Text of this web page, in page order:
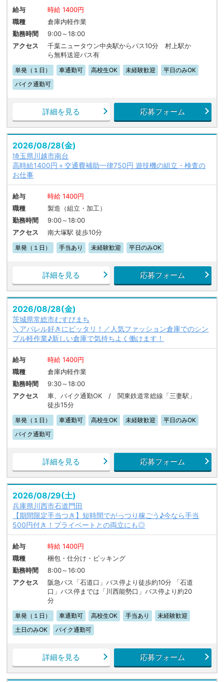
給与
時給 1400円
職種
倉庫内軽作業
勤務時間
9:00～18:00
アクセス
千葉ニュータウン中央駅からバス10分 村上駅か
ら無料送迎バス有
単発（１日） 車通勤可 高校生OK 未経験歓迎
平日のみOK
バイク通勤可
詳細を見る 応募フォーム
2026/08/28(金)
埼玉県川越市南台
高時給1400円＋交通費補助一律750円 遊技機の組立・検査の
お仕事
給与
時給 1400円
職種
製造（組立・加工）
勤務時間
9:00～18:00
アクセス
南大塚駅 徒歩10分
単発（１日） 手当あり 未経験歓迎 平日のみOK
詳細を見る 応募フォーム
2026/08/28(金)
茨城県常総市むすびまち
＼アパレル好きにピッタリ！／人気ファッション倉庫でのシン
プル軽作業♪新しい倉庫で気持ちよく働けます！
給与
時給 1400円
職種
倉庫内軽作業
勤務時間
9:30～18:00
アクセス
車、バイク通勤OK / 関東鉄道常総線「三妻駅」
徒歩15分
単発（１日） 車通勤可 高校生OK 未経験歓迎
平日のみOK
バイク通勤可
詳細を見る 応募フォーム
2026/08/29(土)
兵庫県川西市石道門田
【期間限定手当つき】短時間でがっつり稼ごう♪今なら手当
500円付き！プライベートとの両立にも◎
給与
時給 1400円
職種
梱包・仕分け・ピッキング
勤務時間
8:00～16:00
アクセス
阪急バス「石道口」バス停より徒歩約10分 「石道
口」バス停までは「川西能勢口」バス停より約20
分
単発（１日） 車通勤可 高校生OK 手当あり
未経験歓迎
土日のみOK
バイク通勤可
詳細を見る 応募フォーム